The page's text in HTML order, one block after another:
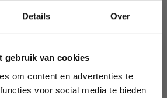
Details Over
gebruik van cookies
om content en advertenties te
voor social media te bieden
Lavender by
n° ks-174
+ A